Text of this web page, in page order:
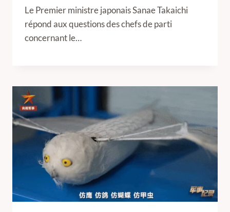
Le Premier ministre japonais Sanae Takaichi
répond aux questions des chefs de parti
concernant le…